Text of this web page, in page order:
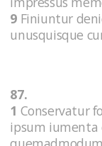
9 Finiuntur
unusquisque
87.
1 Conservatur
ipsum iumenta